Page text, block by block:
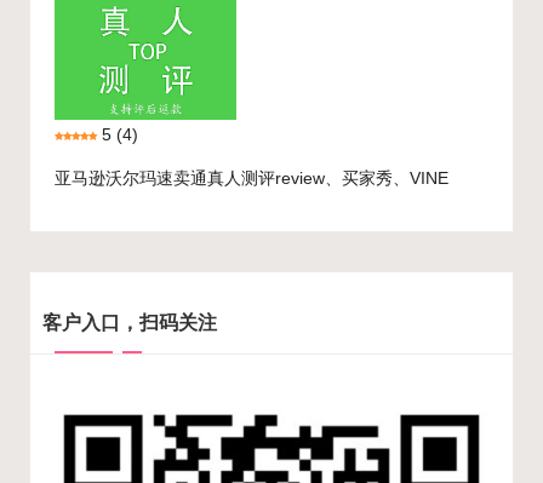
5 (4)
亚马逊沃尔玛速卖通真人测评review、买家秀、VINE
客户入口，扫码关注